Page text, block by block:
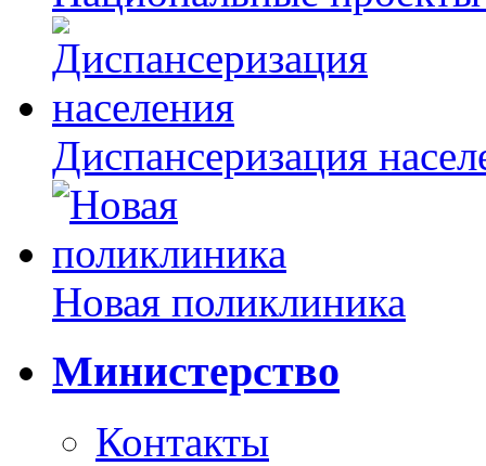
Диспансеризация
Новая поликлиника
Министерство
Контакты